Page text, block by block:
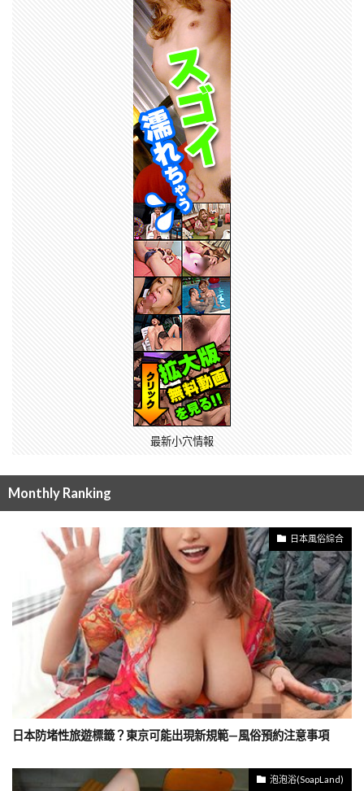
最新小穴情報
Monthly Ranking
日本風俗綜合
日本防堵性旅遊標籤？東京可能出現新規範—風俗預約注意事項
泡泡浴(SoapLand)